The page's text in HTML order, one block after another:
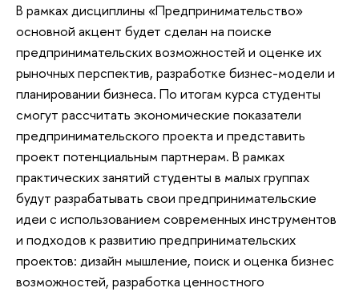
В рамках дисциплины «Предпринимательство»
основной акцент будет сделан на поиске
предпринимательских возможностей и оценке их
рыночных перспектив, разработке бизнес-модели и
планировании бизнеса. По итогам курса студенты
смогут рассчитать экономические показатели
предпринимательского проекта и представить
проект потенциальным партнерам. В рамках
практических занятий студенты в малых группах
будут разрабатывать свои предпринимательские
идеи с использованием современных инструментов
и подходов к развитию предпринимательских
проектов: дизайн мышление, поиск и оценка бизнес
возможностей, разработка ценностного